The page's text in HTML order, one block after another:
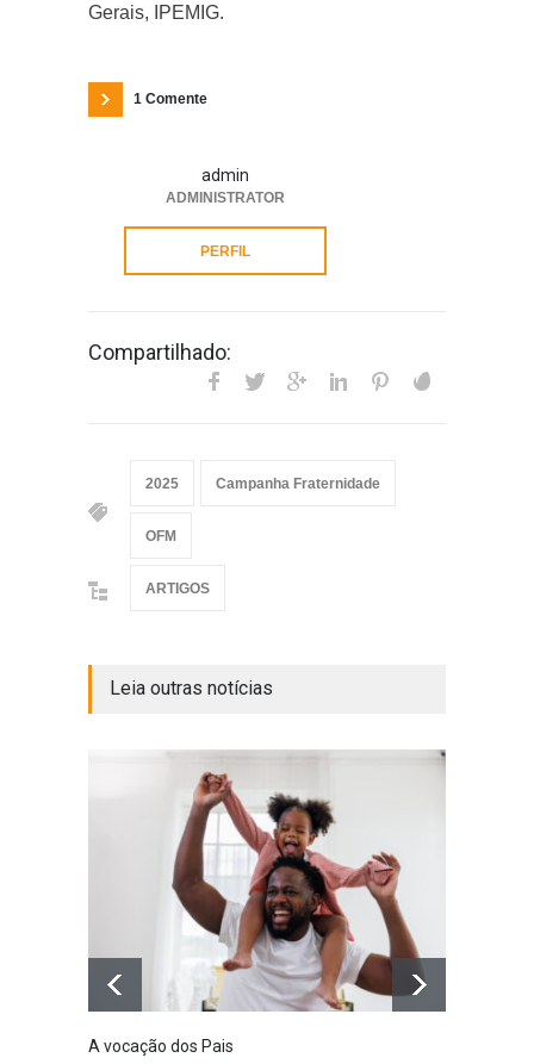
Gerais, IPEMIG.
1 Comente
admin
ADMINISTRATOR
PERFIL
Compartilhado:
2025 Campanha Fraternidade
OFM
ARTIGOS
Leia outras notícias
A vocação dos Pais